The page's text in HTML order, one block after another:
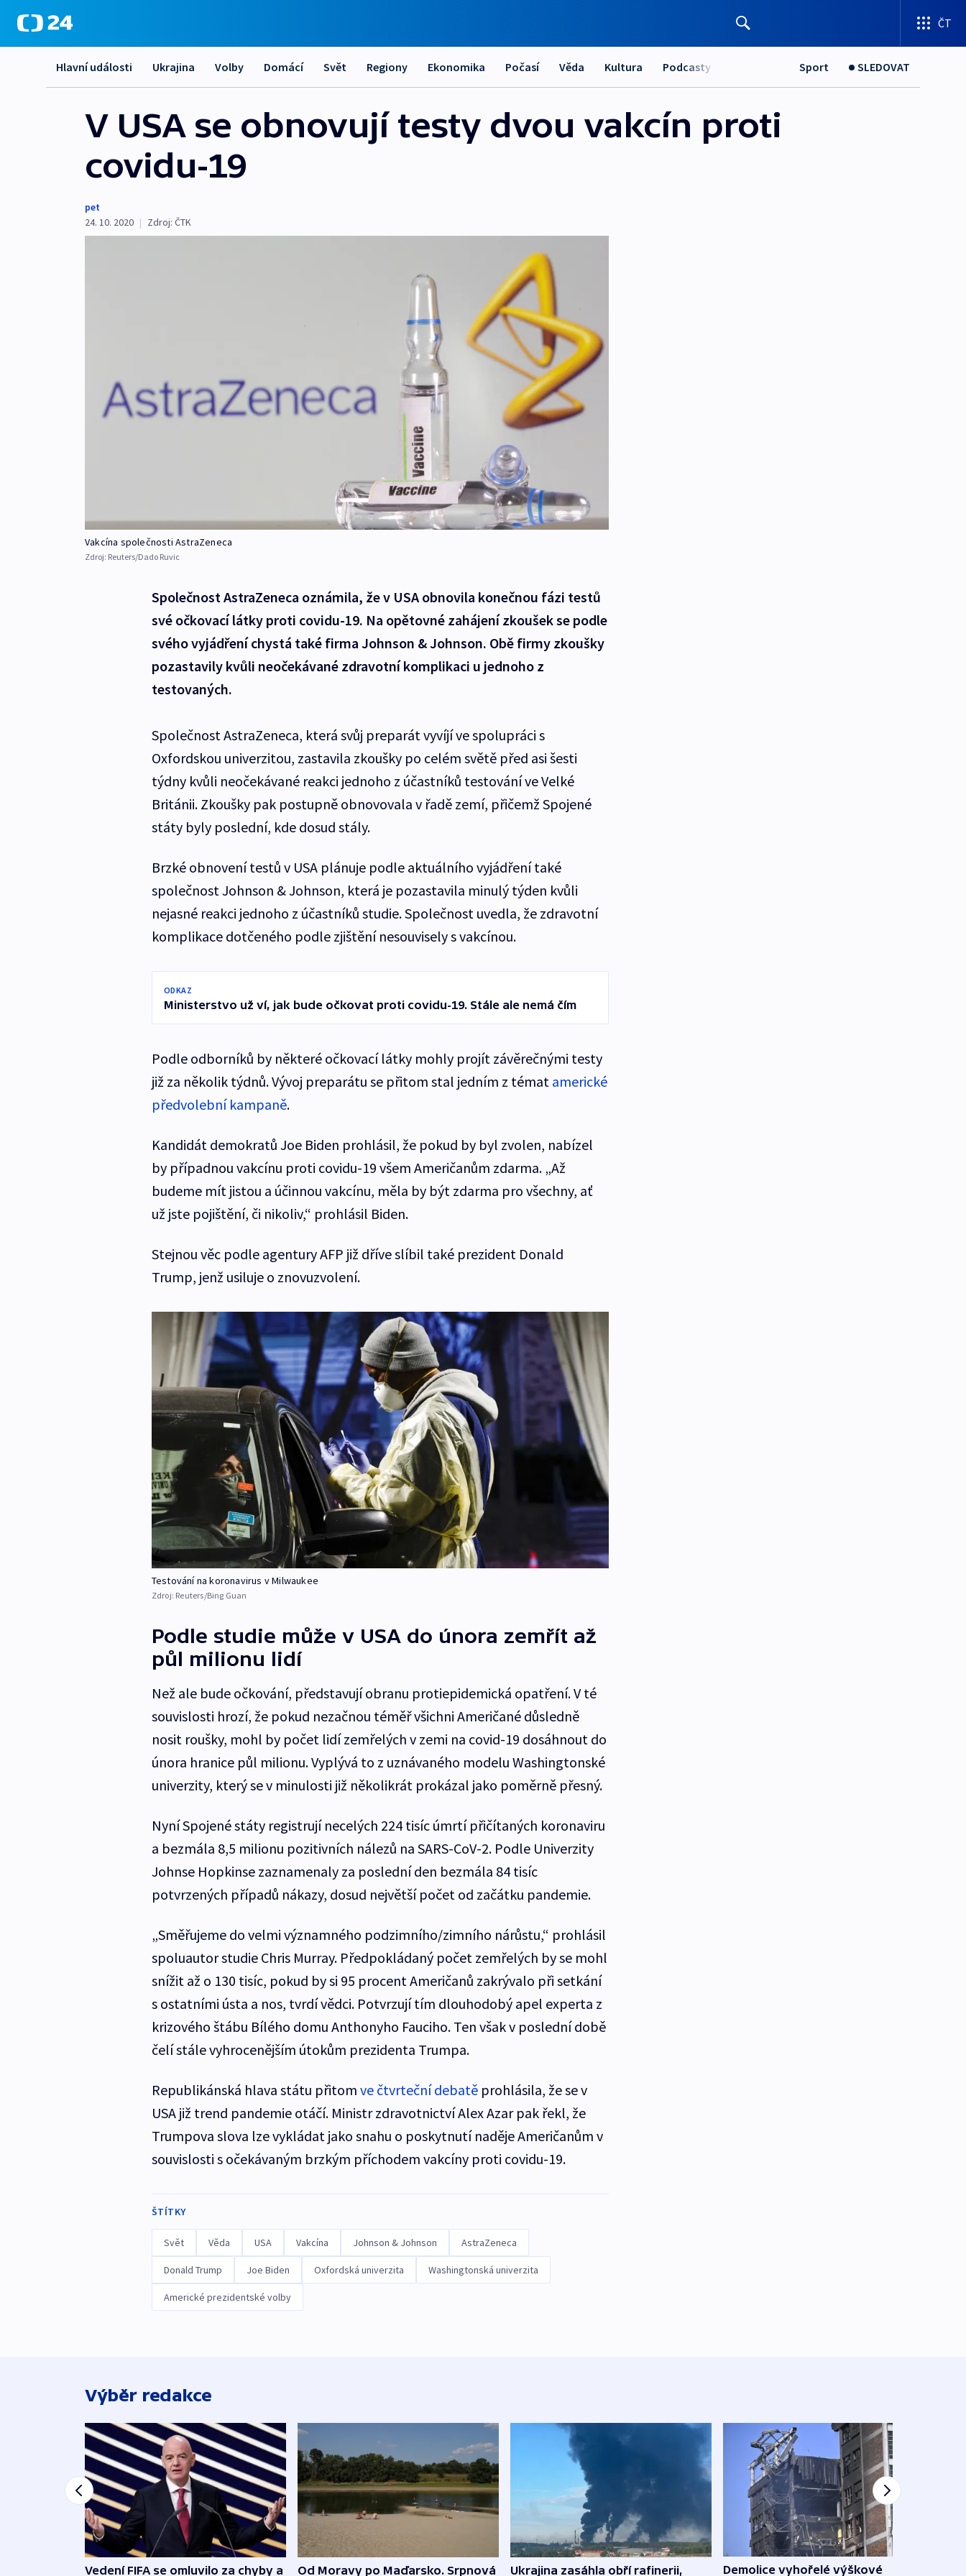
ČT
Hlavní události Ukrajina Volby Domácí Svět Regiony Ekonomika Počasí Věda Kultura Podcasty Sport SLEDOVAT
V USA se obnovují testy dvou vakcín proti
covidu-19
pet
24. 10. 2020 | Zdroj: ČTK
Vakcína společnosti AstraZeneca
Zdroj: Reuters/Dado Ruvic
Společnost AstraZeneca oznámila, že v USA obnovila konečnou fázi testů
své očkovací látky proti covidu-19. Na opětovné zahájení zkoušek se podle
svého vyjádření chystá také firma Johnson & Johnson. Obě firmy zkoušky
pozastavily kvůli neočekávané zdravotní komplikaci u jednoho z
testovaných.
Společnost AstraZeneca, která svůj preparát vyvíjí ve spolupráci s
Oxfordskou univerzitou, zastavila zkoušky po celém světě před asi šesti
týdny kvůli neočekávané reakci jednoho z účastníků testování ve Velké
Británii. Zkoušky pak postupně obnovovala v řadě zemí, přičemž Spojené
státy byly poslední, kde dosud stály.
Brzké obnovení testů v USA plánuje podle aktuálního vyjádření také
společnost Johnson & Johnson, která je pozastavila minulý týden kvůli
nejasné reakci jednoho z účastníků studie. Společnost uvedla, že zdravotní
komplikace dotčeného podle zjištění nesouvisely s vakcínou.
ODKAZ
Ministerstvo už ví, jak bude očkovat proti covidu-19. Stále ale nemá čím
Podle odborníků by některé očkovací látky mohly projít závěrečnými testy
již za několik týdnů. Vývoj preparátu se přitom stal jedním z témat americké
předvolební kampaně.
Kandidát demokratů Joe Biden prohlásil, že pokud by byl zvolen, nabízel
by případnou vakcínu proti covidu-19 všem Američanům zdarma. „Až
budeme mít jistou a účinnou vakcínu, měla by být zdarma pro všechny, ať
už jste pojištění, či nikoliv,“ prohlásil Biden.
Stejnou věc podle agentury AFP již dříve slíbil také prezident Donald
Trump, jenž usiluje o znovuzvolení.
Testování na koronavirus v Milwaukee
Zdroj: Reuters/Bing Guan
Podle studie může v USA do února zemřít až
půl milionu lidí
Než ale bude očkování, představují obranu protiepidemická opatření. V té
souvislosti hrozí, že pokud nezačnou téměř všichni Američané důsledně
nosit roušky, mohl by počet lidí zemřelých v zemi na covid-19 dosáhnout do
února hranice půl milionu. Vyplývá to z uznávaného modelu Washingtonské
univerzity, který se v minulosti již několikrát prokázal jako poměrně přesný.
Nyní Spojené státy registrují necelých 224 tisíc úmrtí přičítaných koronaviru
a bezmála 8,5 milionu pozitivních nálezů na SARS-CoV-2. Podle Univerzity
Johnse Hopkinse zaznamenaly za poslední den bezmála 84 tisíc
potvrzených případů nákazy, dosud největší počet od začátku pandemie.
„Směřujeme do velmi významného podzimního/zimního nárůstu,“ prohlásil
spoluautor studie Chris Murray. Předpokládaný počet zemřelých by se mohl
snížit až o 130 tisíc, pokud by si 95 procent Američanů zakrývalo při setkání
s ostatními ústa a nos, tvrdí vědci. Potvrzují tím dlouhodobý apel experta z
krizového štábu Bílého domu Anthonyho Fauciho. Ten však v poslední době
čelí stále vyhrocenějším útokům prezidenta Trumpa.
Republikánská hlava státu přitom ve čtvrteční debatěprohlásila, že se v
USA již trend pandemie otáčí. Ministr zdravotnictví Alex Azar pak řekl, že
Trumpova slova lze vykládat jako snahu o poskytnutí naděje Američanům v
souvislosti s očekávaným brzkým příchodem vakcíny proti covidu-19.
ŠTÍTKY
Svět Věda USA Vakcína Johnson & Johnson AstraZeneca
Donald Trump Joe Biden Oxfordská univerzita Washingtonská univerzita
Americké prezidentské volby
Výběr redakce
Vedení FIFA se omluvilo za chyby a Od Moravy po Maďarsko. Srpnová Ukrajina zasáhla obří rafinerii, Demolice vyhořelé výškové